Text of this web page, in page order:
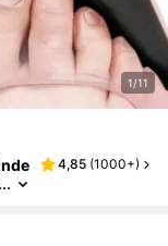
1/11
4,85 (1000+)